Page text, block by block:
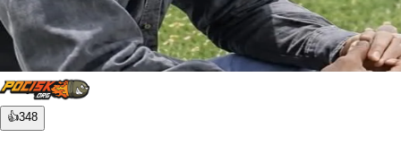
👍348